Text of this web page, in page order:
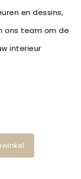
en dessins,
ons team om de
interieur